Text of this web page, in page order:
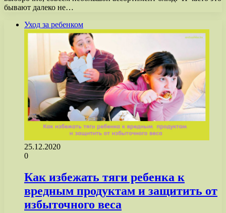
бывают далеко не…
Уход за ребенком
25.12.2020
0
Как избежать тяги ребенка к
вредным продуктам и защитить от
избыточного веса